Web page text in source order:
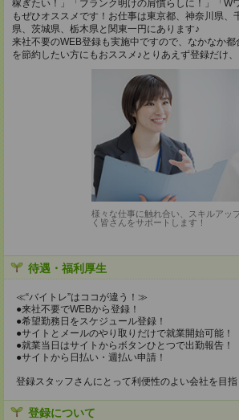
稼ぎたい！」「ブランク明けの肩慣らしに！」「W
もぜひオススメです！お仕事は東京都、神奈川県、
県、茨城県、栃木県と関東一円にあります♪
来社不要のWEB登録も実施中ですので、なかなか
を節約したい方にもおススメ♪とりあえず登録だけ
様々な仕事に触れ合い、スキルアッ
く皆さんをサポートします！
待遇・福利厚生
≪“バイトレ”はココが違う！≫
●来社不要でWEBから登録！
●希望勤務日をスケジュール登録！
●サイトとメールのやり取りだけで就業開始可能！
●就業当日はサイトからボタンひとつで出勤報告！
●サイトから日払い・週払い申請！
登録スタッフさんにとって利便性のよい会社を目指
登録について